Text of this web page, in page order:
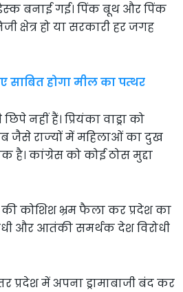
बनाई गई। पिंक बूथ और पिंक
क्षेत्र हो या सरकारी हर जगह
साबित होगा मील का पत्थर
नहीं हैं। प्रियंका वाड्रा को
जैसे राज्‍यों में महिलाओं का दुख
कांग्रेस को कोई ठोस मुद्दा
की कोशिश भ्रम फैला कर प्रदेश का
और आतंकी समर्थक देश विरोधी
प्रदेश में अपना ड्रामाबाजी बंद कर